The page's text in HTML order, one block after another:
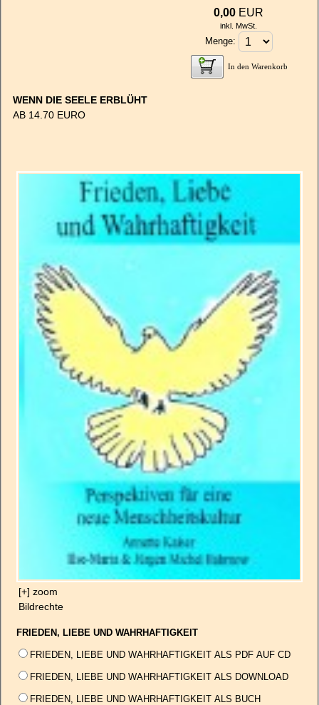
0,00 EUR
inkl. MwSt.
Menge:
In den Warenkorb
WENN DIE SEELE ERBLÜHT
AB 14.70 EURO
[+] zoom
Bildrechte
FRIEDEN, LIEBE UND WAHRHAFTIGKEIT
FRIEDEN, LIEBE UND WAHRHAFTIGKEIT ALS PDF AUF CD
FRIEDEN, LIEBE UND WAHRHAFTIGKEIT ALS DOWNLOAD
FRIEDEN, LIEBE UND WAHRHAFTIGKEIT ALS BUCH